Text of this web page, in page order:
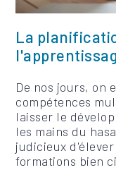
La
De nos jours, on
compétences
laisser le
les mains du
judicieux
formations bien